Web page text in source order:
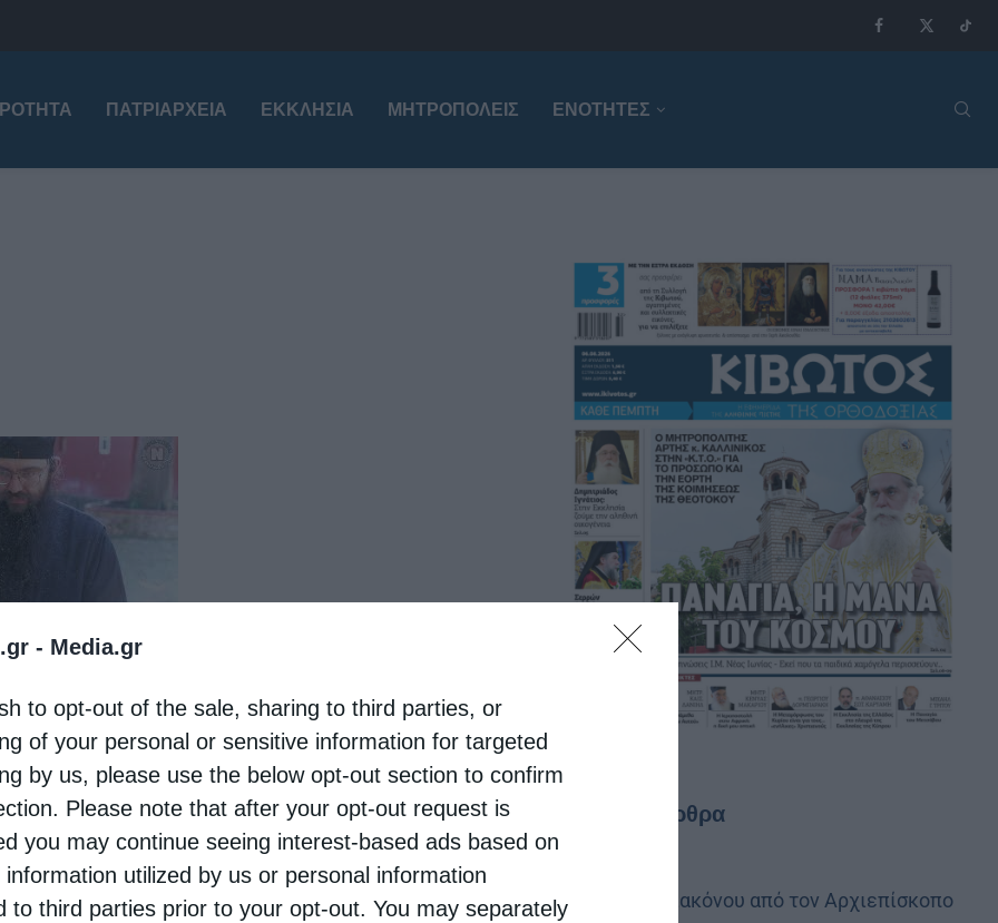
- Media.gr
to opt-out of the sale, sharing to third parties, or
of your personal or sensitive information for targeted
by us, please use the below opt-out section to confirm
Please note that after your opt-out request is
you may continue seeing interest-based ads based on
information utilized by us or personal information
to third parties prior to your opt-out. You may separately
ΠΑΤΡΙΑΡΧΕΊΑ ΕΚΚΛΗΣΊΑ ΜΗΤΡΟΠΌΛΕΙΣ ΕΝΟΤΗΤΕΣ
Αφρι­κή και στην Α. Ασία, γι΄αυτό και τι­μω­ρούν­
υμνούν εν γνώ­ση ή εν αγνοία τους, τον σα­τα­νά.
στις χώ­ρες εκεί­νες, χω­ρίς να φταί­νε, πε­θαί­
Λα­τρεύ­ο­με­νος ο διά­βο­λος από τους
σε δι­καί­ους και αδί­κους!
Τελευταία άρθρα
Χειροτονία Διακόνου από τον Αρχιεπίσκοπο